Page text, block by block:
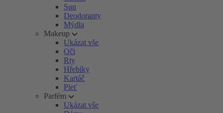
Sun
Deodoranty
Mýdla
Makeup
Ukázat vše
Oči
Rty
Hřebíky
Kartáč
Pleť
Parfém
Ukázat vše